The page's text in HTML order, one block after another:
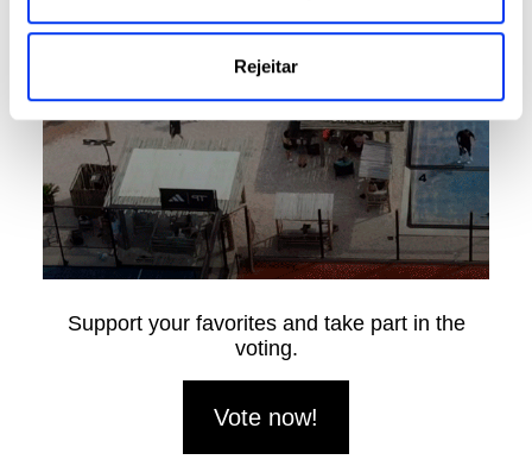
Rejeitar
Support your favorites and take part in the
voting.
Vote now!